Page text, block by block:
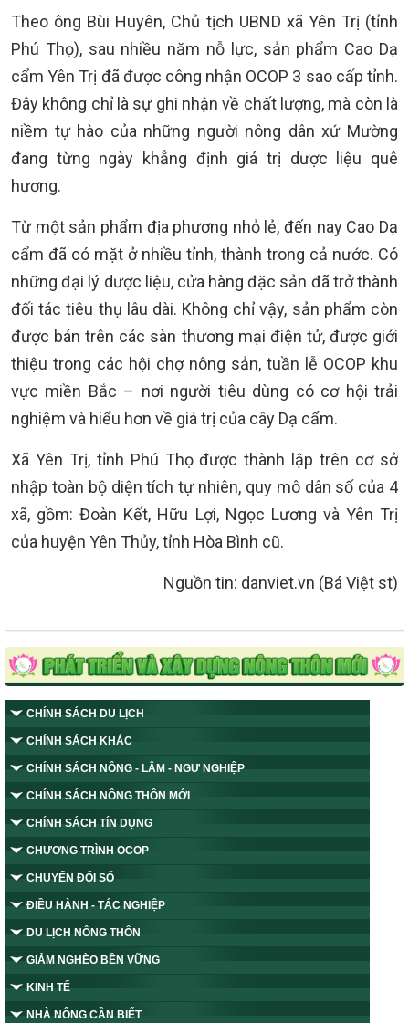
Theo ông Bùi Huyên, Chủ tịch UBND xã Yên Trị (tỉnh
Phú Thọ), sau nhiều năm nỗ lực, sản phẩm Cao Dạ
cẩm Yên Trị đã được công nhận OCOP 3 sao cấp tỉnh.
Đây không chỉ là sự ghi nhận về chất lượng, mà còn là
niềm tự hào của những người nông dân xứ Mường
đang từng ngày khẳng định giá trị dược liệu quê
hương.
Từ một sản phẩm địa phương nhỏ lẻ, đến nay Cao Dạ
cẩm đã có mặt ở nhiều tỉnh, thành trong cả nước. Có
những đại lý dược liệu, cửa hàng đặc sản đã trở thành
đối tác tiêu thụ lâu dài. Không chỉ vậy, sản phẩm còn
được bán trên các sàn thương mại điện tử, được giới
thiệu trong các hội chợ nông sản, tuần lễ OCOP khu
vực miền Bắc – nơi người tiêu dùng có cơ hội trải
nghiệm và hiểu hơn về giá trị của cây Dạ cẩm.
Xã Yên Trị, tỉnh Phú Thọ được thành lập trên cơ sở
nhập toàn bộ diện tích tự nhiên, quy mô dân số của 4
xã, gồm: Đoàn Kết, Hữu Lợi, Ngọc Lương và Yên Trị
của huyện Yên Thủy, tỉnh Hòa Bình cũ.
Nguồn tin: danviet.vn (Bá Việt st)
CHÍNH SÁCH DU LỊCH
CHÍNH SÁCH KHÁC
CHÍNH SÁCH NÔNG - LÂM - NGƯ NGHIỆP
CHÍNH SÁCH NÔNG THÔN MỚI
CHÍNH SÁCH TÍN DỤNG
CHƯƠNG TRÌNH OCOP
CHUYỂN ĐỔI SỐ
ĐIỀU HÀNH - TÁC NGHIỆP
DU LỊCH NÔNG THÔN
GIẢM NGHÈO BỀN VỮNG
KINH TẾ
NHÀ NÔNG CẦN BIẾT